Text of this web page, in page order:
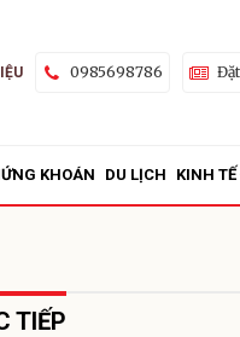
0985698786
KHOÁN DU LỊCH KINH
TIẾP